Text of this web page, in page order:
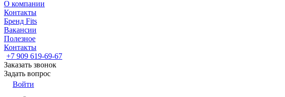
О компании
Контакты
Бренд Fits
Вакансии
Полезное
Контакты
+7 909 619-69-67
Заказать звонок
Задать вопрос
Войти